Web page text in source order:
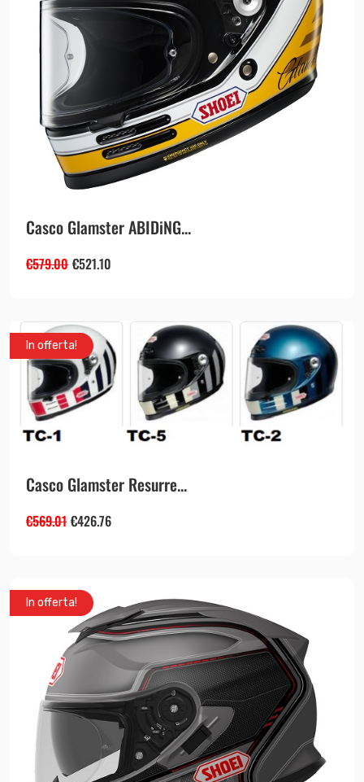
Casco Glamster ABIDiNG...
€579.00 €521.10
In offerta!
Casco Glamster Resurre...
€569.01 €426.76
In offerta!